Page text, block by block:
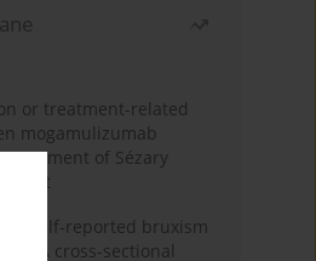
or treatment-related
mogamulizumab
of Sézary
report
self-reported bruxism
A cross-sectional